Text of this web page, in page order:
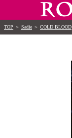
TOP ＞ Sadie ＞ COLD BLOOD